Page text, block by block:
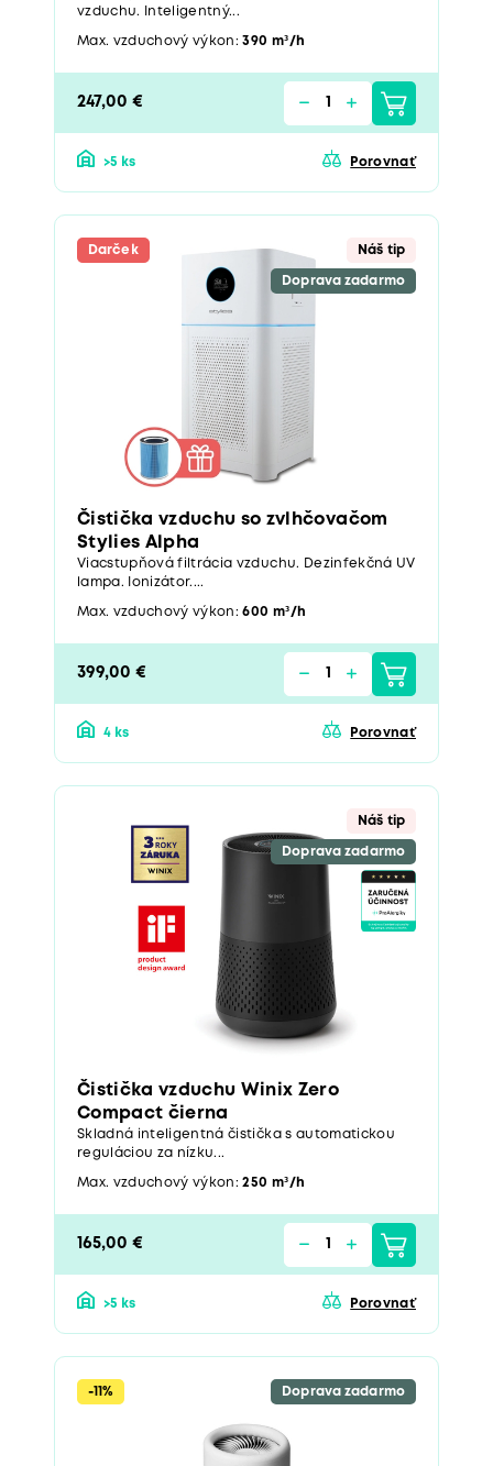
vzduchu. Inteligentný...
Max. vzduchový výkon:390 m³/h
247,00 €
>5 ks Porovnať
Darček Náš tip
Doprava zadarmo
Čistička vzduchu so zvlhčovačom
Stylies Alpha
Viacstupňová filtrácia vzduchu. Dezinfekčná UV
lampa. Ionizátor....
Max. vzduchový výkon:600 m³/h
399,00 €
4 ks Porovnať
Náš tip
Doprava zadarmo
Čistička vzduchu Winix Zero
Compact čierna
Skladná inteligentná čistička s automatickou
reguláciou za nízku...
Max. vzduchový výkon:250 m³/h
165,00 €
>5 ks Porovnať
-11% Doprava zadarmo